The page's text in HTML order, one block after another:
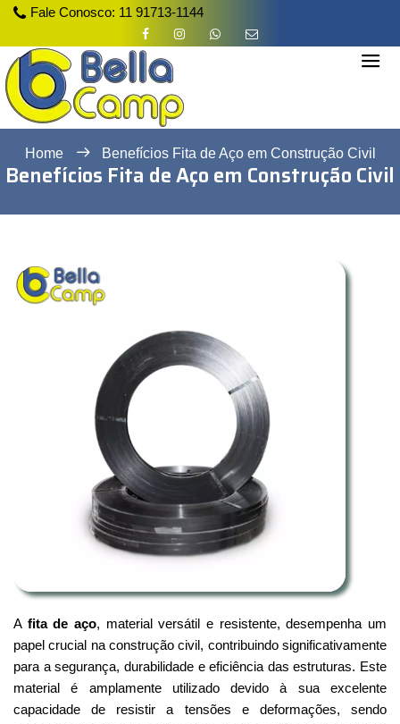
Fale Conosco: 11 91713-1144
Home Benefícios Fita de Aço em Construção Civil
Benefícios Fita de Aço em Construção Civil
A fita de aço, material versátil e resistente, desempenha um
papel crucial na construção civil, contribuindo significativamente
para a segurança, durabilidade e eficiência das estruturas. Este
material é amplamente utilizado devido à sua excelente
capacidade de resistir a tensões e deformações, sendo